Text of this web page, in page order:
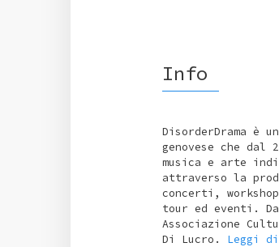
Info
DisorderDrama è
genovese che dal
musica e arte
attraverso la
concerti,
tour ed eventi.
Associazione
Di Lucro. Leggi